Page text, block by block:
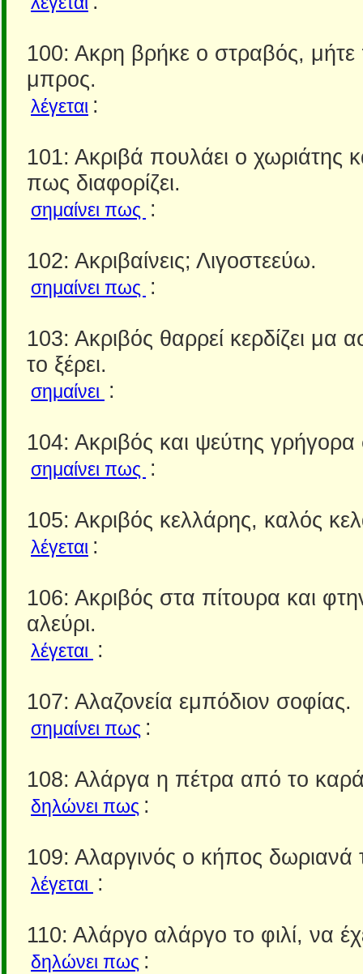
100: Ακρη βρήκε ο στραβός, μήτε
μπρος.
λέγεται :
101: Ακριβά πουλάει ο χωριάτης
πως διαφορίζει.
σημαίνει πως :
102: Ακριβαίνεις; Λιγοστεεύω.
σημαίνει πως :
103: Ακριβός θαρρεί κερδίζει μα
το ξέρει.
σημαίνει :
104: Ακριβός και ψεύτης
σημαίνει πως :
105: Ακριβός κελλάρης, καλός
λέγεται :
106: Ακριβός στα πίτουρα και
αλεύρι.
λέγεται :
107: Αλαζονεία εμπόδιον σοφίας.
σημαίνει πως :
108: Αλάργα η πέτρα από το
δηλώνει πως :
109: Αλαργινός ο κήπος δωριανά
λέγεται :
110: Αλάργο αλάργο το φιλί, να
δηλώνει πως :